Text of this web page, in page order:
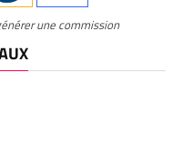
une commission